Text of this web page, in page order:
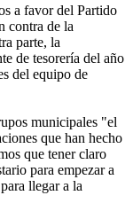
a favor del Partido
contra de la
parte, la
de tesorería del año
del equipo de
municipales "el
que han hecho
que tener claro
para empezar a
llegar a la